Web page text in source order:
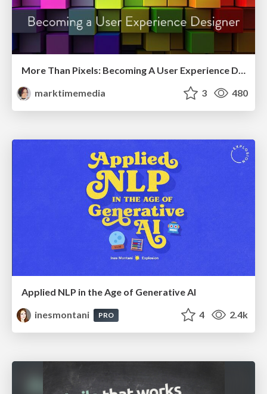
marktimemedia
3 480
Applied NLP in the Age of Generative AI
inesmontani
PRO 4 2.4k